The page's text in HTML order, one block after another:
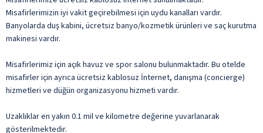
Misafirlerimizin iyi vakit geçirebilmesi için uydu kanalları vardır.
Banyolarda duş kabini, ücretsiz banyo/kozmetik ürünleri ve saç kurutma
makinesi vardır.
Misafirlerimiz için açık havuz ve spor salonu bulunmaktadır. Bu otelde
misafirler için ayrıca ücretsiz kablosuz İnternet, danışma (concierge)
hizmetleri ve düğün organizasyonu hizmeti vardır.
Uzaklıklar en yakın 0.1 mil ve kilometre değerine yuvarlanarak
gösterilmektedir.